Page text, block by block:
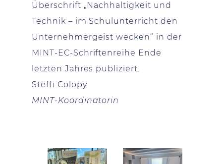
Überschrift „Nachhaltigkeit und
Technik – im Schulunterricht den
Unternehmergeist wecken“ in der
MINT-EC-Schriftenreihe Ende
letzten Jahres publiziert.
Steffi Colopy
MINT-Koordinatorin